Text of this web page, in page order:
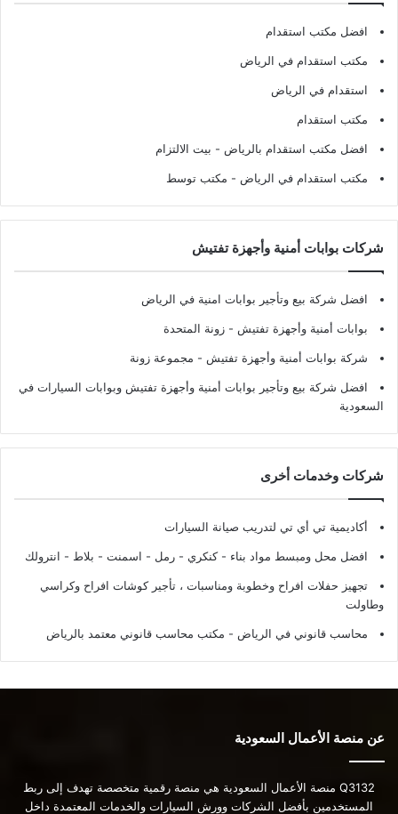
افضل مكتب استقدام
مكتب استقدام في الرياض
استقدام في الرياض
مكتب استقدام
افضل مكتب استقدام بالرياض - بيت الالتزام
مكتب استقدام في الرياض - مكتب توسط
شركات بوابات أمنية وأجهزة تفتيش
افضل شركة بيع وتأجير بوابات امنية في الرياض
بوابات أمنية وأجهزة تفتيش - زونة المتحدة
شركة بوابات أمنية وأجهزة تفتيش - مجموعة زونة
افضل شركة بيع وتأجير بوابات أمنية وأجهزة تفتيش وبوابات السيارات في
السعودية
شركات وخدمات أخرى
أكاديمية تي أي تي لتدريب صيانة السيارات
افضل محل ومبسط مواد بناء - كنكري - رمل - اسمنت - بلاط - انترولك
تجهيز حفلات افراح وخطوبة ومناسبات ، تأجير كوشات افراح وكراسي
وطاولت
محاسب قانوني في الرياض - مكتب محاسب قانوني معتمد بالرياض
عن منصة الأعمال السعودية
Q3132 منصة الأعمال السعودية هي منصة رقمية متخصصة تهدف إلى ربط
المستخدمين بأفضل الشركات وورش السيارات والخدمات المعتمدة داخل